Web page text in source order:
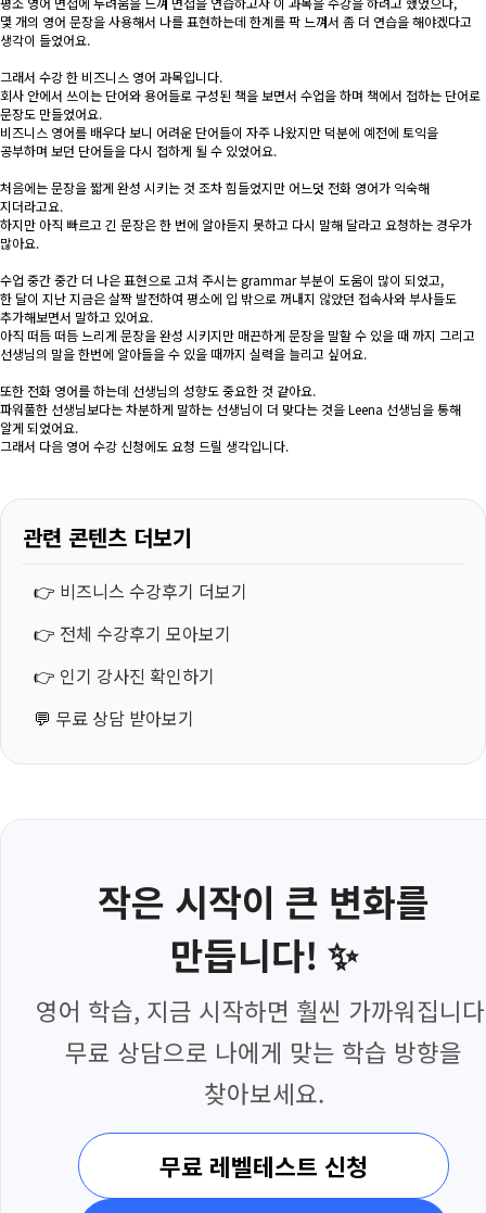
몇 개의 영어 문장을 사용해서 나를 표현하는데 한계를 팍 느껴서 좀 더 연습을 해야겠다고
생각이 들었어요.
그래서 수강 한 비즈니스 영어 과목입니다.
회사 안에서 쓰이는 단어와 용어들로 구성된 책을 보면서 수업을 하며 책에서 접하는 단어로
문장도 만들었어요.
비즈니스 영어를 배우다 보니 어려운 단어들이 자주 나왔지만 덕분에 예전에 토익을
공부하며 보던 단어들을 다시 접하게 될 수 있었어요.
처음에는 문장을 짧게 완성 시키는 것 조차 힘들었지만 어느덧 전화 영어가 익숙해
지더라고요.
하지만 아직 빠르고 긴 문장은 한 번에 알아듣지 못하고 다시 말해 달라고 요청하는 경우가
많아요.
수업 중간 중간 더 나은 표현으로 고쳐 주시는 grammar 부분이 도움이 많이 되었고,
한 달이 지난 지금은 살짝 발전하여 평소에 입 밖으로 꺼내지 않았던 접속사와 부사들도
추가해보면서 말하고 있어요.
아직 떠듬 떠듬 느리게 문장을 완성 시키지만 매끈하게 문장을 말할 수 있을 때 까지 그리고
선생님의 말을 한번에 알아들을 수 있을 때까지 실력을 늘리고 싶어요.
또한 전화 영어를 하는데 선생님의 성향도 중요한 것 같아요.
파워풀한 선생님보다는 차분하게 말하는 선생님이 더 맞다는 것을 Leena 선생님을 통해
알게 되었어요.
그래서 다음 영어 수강 신청에도 요청 드릴 생각입니다.
관련 콘텐츠 더보기
👉 비즈니스 수강후기 더보기
👉 전체 수강후기 모아보기
👉 인기 강사진 확인하기
💬 무료 상담 받아보기
작은 시작이 큰 변화를
만듭니다! ✨
영어 학습, 지금 시작하면 훨씬 가까워집니
무료 상담으로 나에게 맞는 학습 방향을
찾아보세요.
무료 레벨테스트 신청